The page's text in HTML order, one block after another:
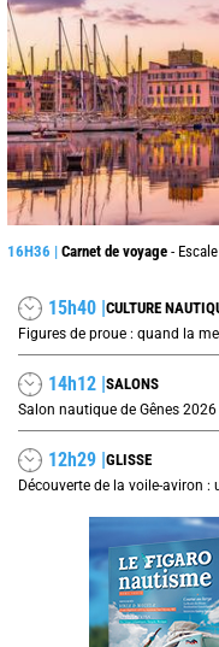
16H36 | Carnet de voyage - Escale
15h40 |CULTURE
Figures de proue : quand la
14h12 |SALONS
12h29 |GLISSE
Découverte de la voile-aviron